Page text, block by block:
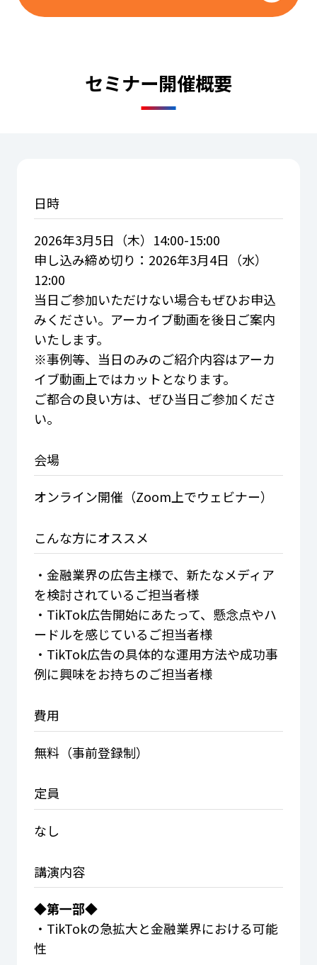
セミナー開催概要
日時
2026年3月5日（木）14:00-15:00
申し込み締め切り：2026年3月4日（水）
12:00
当日ご参加いただけない場合もぜひお申込
みください。アーカイブ動画を後日ご案内
いたします。
※事例等、当日のみのご紹介内容はアーカ
イブ動画上ではカットとなります。
ご都合の良い方は、ぜひ当日ご参加くださ
い。
会場
オンライン開催（Zoom上でウェビナー）
こんな方にオススメ
・金融業界の広告主様で、新たなメディア
を検討されているご担当者様
・TikTok広告開始にあたって、懸念点やハ
ードルを感じているご担当者様
・TikTok広告の具体的な運用方法や成功事
例に興味をお持ちのご担当者様
費用
無料（事前登録制）
定員
なし
講演内容
◆第一部◆
・TikTokの急拡大と金融業界における可能
性